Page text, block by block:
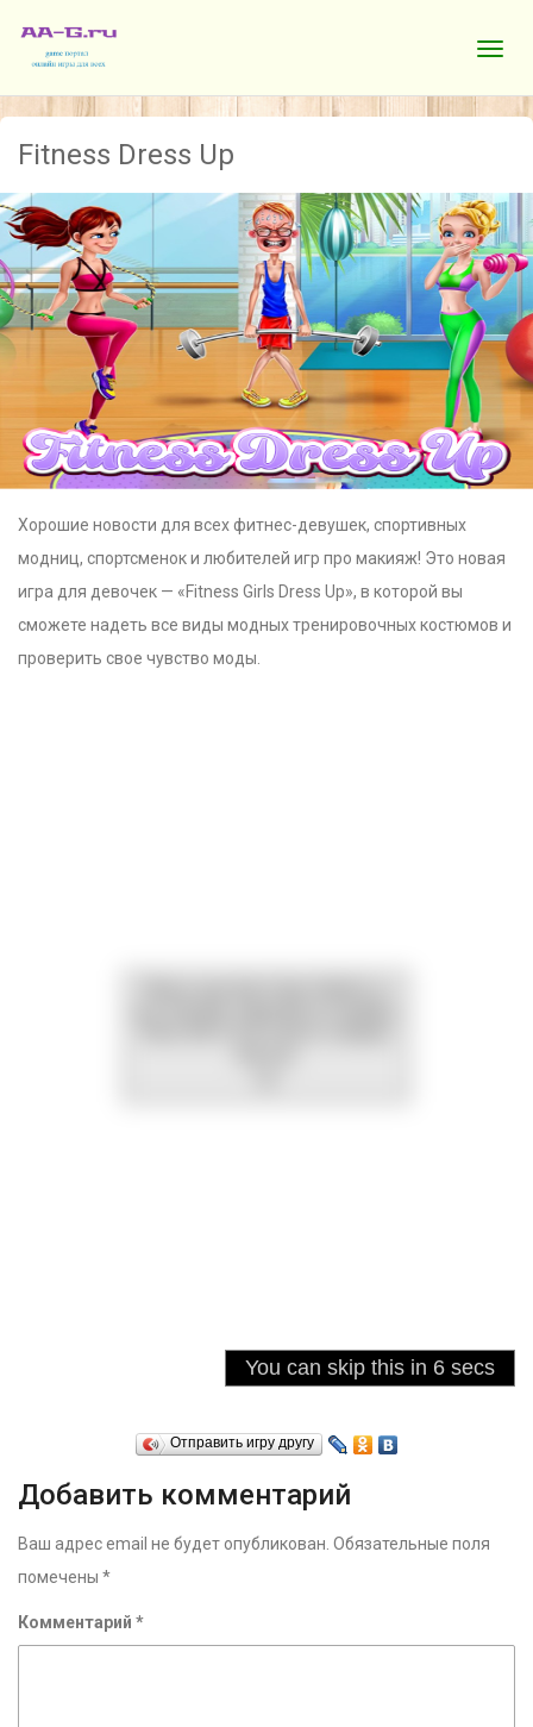
Fitness Dress Up
Хорошие новости для всех фитнес-девушек, спортивных
модниц, спортсменок и любителей игр про макияж! Это новая
игра для девочек — «Fitness Girls Dress Up», в которой вы
сможете надеть все виды модных тренировочных костюмов и
проверить свое чувство моды.
Отправить игру другу
Добавить комментарий
Ваш адрес email не будет опубликован. Обязательные поля
помечены *
Комментарий *